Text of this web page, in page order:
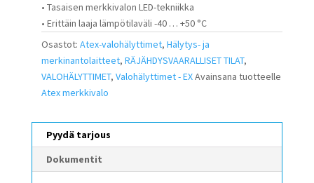
• Tasaisen merkkivalon LED-tekniikka
• Erittäin laaja lämpötilaväli -40 … +50 °C
Osastot: Atex-valohälyttimet, Hälytys- ja
merkinantolaitteet, RÄJÄHDYSVAARALLISET TILAT,
VALOHÄLYTTIMET, Valohälyttimet - EXAvainsana tuotteelle
Atex merkkivalo
Pyydä tarjous
Dokumentit